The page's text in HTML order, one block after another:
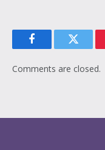
FacebookTwitter
Comments are closed.